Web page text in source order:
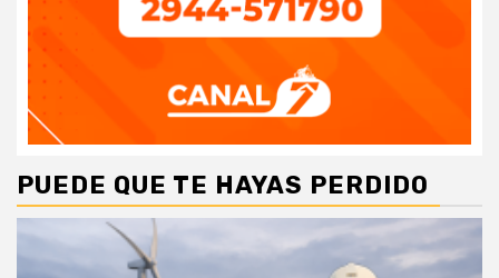
PUEDE QUE TE HAYAS PERDIDO